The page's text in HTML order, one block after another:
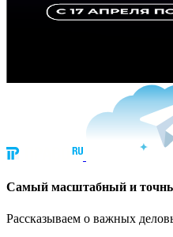
Cамый масштабный и
Рассказываем о важных